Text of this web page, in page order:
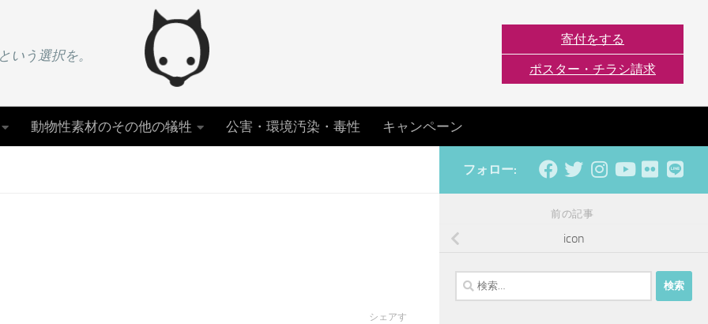
いう選択を。
寄付をする
ポスター・チラシ請求
動物性素材のその他の犠牲 公害・環境汚染・毒性 キャンペーン
シェアす
フォロー:
前の記事
icon
検
索: